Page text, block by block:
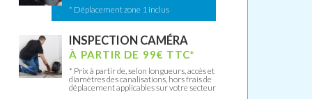
* Déplacement zone 1 inclus
INSPECTION CAMÉRA
À PARTIR DE 99€ TTC*
* Prix à partir de, selon longueurs, accès et
diamètres des canalisations, hors frais de
déplacement applicables sur votre secteur